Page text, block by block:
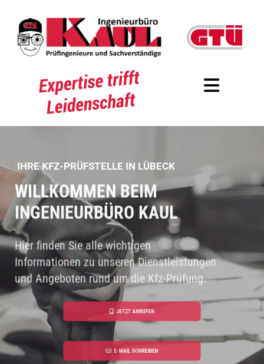
I
H
R
E
K
F
Z
-
P
S
IHRE KFZ-PRÜFSTELLE IN LÜBECK
WILLKOMMEN BEIM
INGENIEURBÜRO KAUL
Hier finden Sie alle wichtigen
Informationen zu unseren Dienstleistungen
und Angeboten rund um die Kfz-Prüfung.
JETZT ANRUFEN
E-MAIL SCHREIBEN